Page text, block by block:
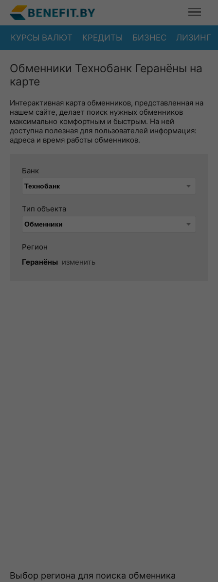
КУРСЫ ВАЛЮТ КРЕДИТЫ БИЗНЕС ЛИЗИНГ
Обменники Технобанк Геранёны на
карте
Интерактивная карта обменников, представленная на
нашем сайте, делает поиск нужных обменников
максимально комфортным и быстрым. На ней
доступна полезная для пользователей информация:
адреса и время работы обменников.
Банк
Тип объекта
Регион
Геранёны изменить
Выбор региона для поиска обменника